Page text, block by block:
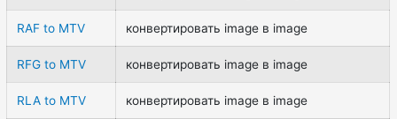
RAF to MTV конвертировать image в image
RFG to MTV конвертировать image в image
RLA to MTV конвертировать image в image